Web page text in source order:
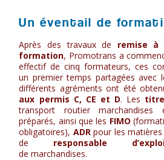
Un éventail de
Après des travaux de remise
formation, Promotrans a
effectif de cinq formateurs, ces
un premier temps partagées avec
différents agréments ont été
aux permis C, CE et D. Les
transport routier marchandises
préparés, ainsi que les FIMO
obligatoires), ADRpour les matières
de responsable
de marchandises.